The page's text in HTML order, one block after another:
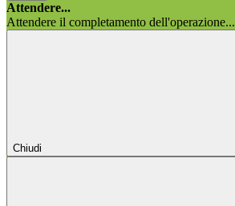
Attendere...
Attendere il completamento dell'operazione...
Chiudi